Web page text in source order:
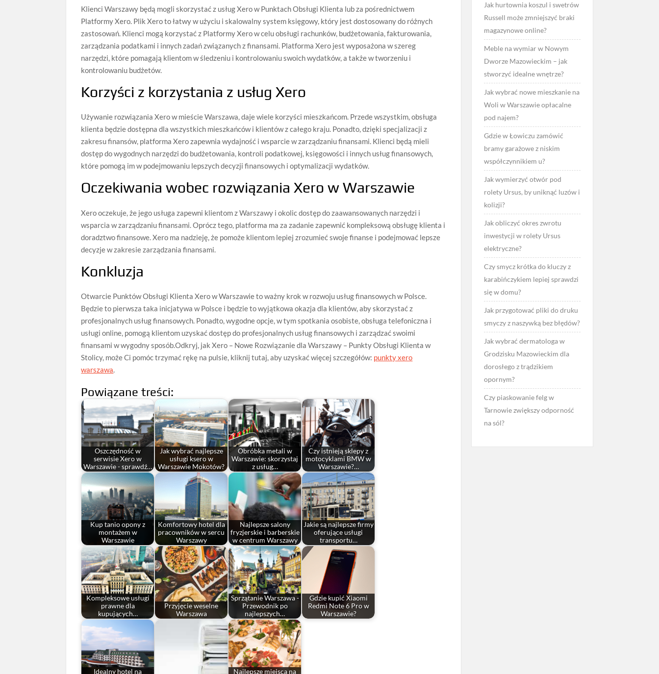
Klienci Warszawy będą mogli skorzystać z usług Xero w Punktach Obsługi Klienta lub za pośrednictwem
Platformy Xero. Plik Xero to łatwy w użyciu i skalowalny system księgowy, który jest dostosowany do różnych
zastosowań. Klienci mogą korzystać z Platformy Xero w celu obsługi rachunków, budżetowania, fakturowania,
zarządzania podatkami i innych zadań związanych z finansami. Platforma Xero jest wyposażona w szereg
narzędzi, które pomagają klientom w śledzeniu i kontrolowaniu swoich wydatków, a także w tworzeniu i
kontrolowaniu budżetów.
Korzyści z korzystania z usług Xero
Używanie rozwiązania Xero w mieście Warszawa, daje wiele korzyści mieszkańcom. Przede wszystkim, obsługa
klienta będzie dostępna dla wszystkich mieszkańców i klientów z całego kraju. Ponadto, dzięki specjalizacji z
zakresu finansów, platforma Xero zapewnia wydajność i wsparcie w zarządzaniu finansami. Klienci będą mieli
dostęp do wygodnych narzędzi do budżetowania, kontroli podatkowej, księgowości i innych usług finansowych,
które pomogą im w podejmowaniu lepszych decyzji finansowych i optymalizacji wydatków.
Oczekiwania wobec rozwiązania Xero w Warszawie
Xero oczekuje, że jego usługa zapewni klientom z Warszawy i okolic dostęp do zaawansowanych narzędzi i
wsparcia w zarządzaniu finansami. Oprócz tego, platforma ma za zadanie zapewnić kompleksową obsługę klienta i
doradztwo finansowe. Xero ma nadzieję, że pomoże klientom lepiej zrozumieć swoje finanse i podejmować lepsze
decyzje w zakresie zarządzania finansami.
Konkluzja
Otwarcie Punktów Obsługi Klienta Xero w Warszawie to ważny krok w rozwoju usług finansowych w Polsce.
Będzie to pierwsza taka inicjatywa w Polsce i będzie to wyjątkowa okazja dla klientów, aby skorzystać z
profesjonalnych usług finansowych. Ponadto, wygodne opcje, w tym spotkania osobiste, obsługa telefoniczna i
usługi online, pomogą klientom uzyskać dostęp do profesjonalnych usług finansowych i zarządzać swoimi
finansami w wygodny sposób.Odkryj, jak Xero – Nowe Rozwiązanie dla Warszawy – Punkty Obsługi Klienta w
Stolicy, może Ci pomóc trzymać rękę na pulsie, kliknij tutaj, aby uzyskać więcej szczegółów: punkty xero
warszawa.
Powiązane treści:
Oszczędność w
serwisie Xero w
Warszawie - sprawdź…
Jak wybrać najlepsze
usługi ksero w
Warszawie Mokotów?
Obróbka metali w
Warszawie: skorzystaj
z usług…
Czy istnieją sklepy z
motocyklami BMW w
Warszawie?…
Kup tanio opony z
montażem w
Warszawie
Komfortowy hotel dla
pracowników w sercu
Warszawy
Najlepsze salony
fryzjerskie i barberskie
w centrum Warszawy
Jakie są najlepsze firmy
oferujące usługi
transportu…
Kompleksowe usługi
prawne dla
kupujących…
Przyjęcie weselne
Warszawa
Sprzątanie Warszawa -
Przewodnik po
najlepszych…
Gdzie kupić Xiaomi
Redmi Note 6 Pro w
Warszawie?
Idealny hotel na Najlepsze miejsca na
Jak hurtownia koszul i swetrów
Russell może zmniejszyć braki
magazynowe online?
Meble na wymiar w Nowym
Dworze Mazowieckim – jak
stworzyć idealne wnętrze?
Jak wybrać nowe mieszkanie na
Woli w Warszawie opłacalne
pod najem?
Gdzie w Łowiczu zamówić
bramy garażowe z niskim
współczynnikiem u?
Jak wymierzyć otwór pod
rolety Ursus, by uniknąć luzów i
kolizji?
Jak obliczyć okres zwrotu
inwestycji w rolety Ursus
elektryczne?
Czy smycz krótka do kluczy z
karabińczykiem lepiej sprawdzi
się w domu?
Jak przygotować pliki do druku
smyczy z naszywką bez błędów?
Jak wybrać dermatologa w
Grodzisku Mazowieckim dla
dorosłego z trądzikiem
opornym?
Czy piaskowanie felg w
Tarnowie zwiększy odporność
na sól?